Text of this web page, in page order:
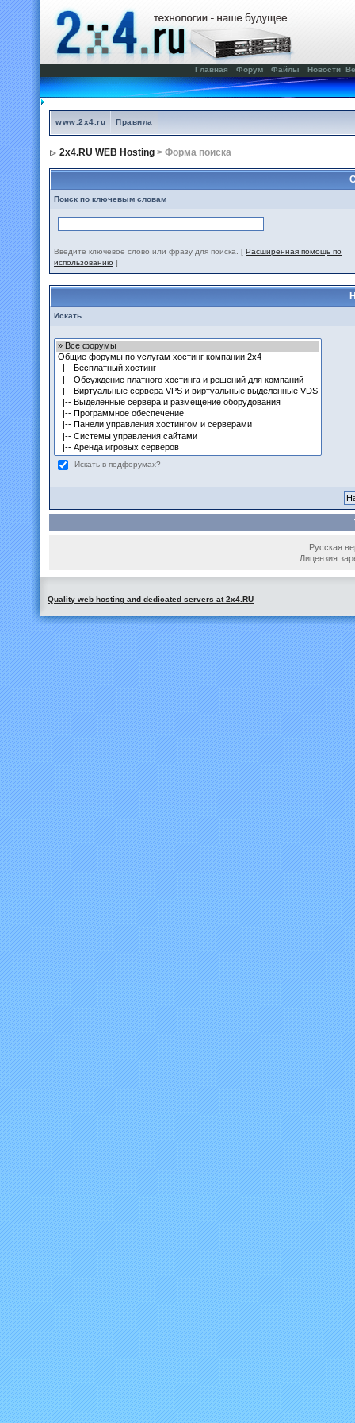
Главная Форум Файлы Новости
www.2x4.ru Правила
2x4.RU WEB Hosting > Форма поиска
Поиск по ключевым словам
Введите ключевое слово или фразу для поиска. [ Расширенная помощь по
использованию ]
Искать
Искать в подфорумах?
Русская
Лицензия
Quality web hosting and dedicated servers at 2x4.RU